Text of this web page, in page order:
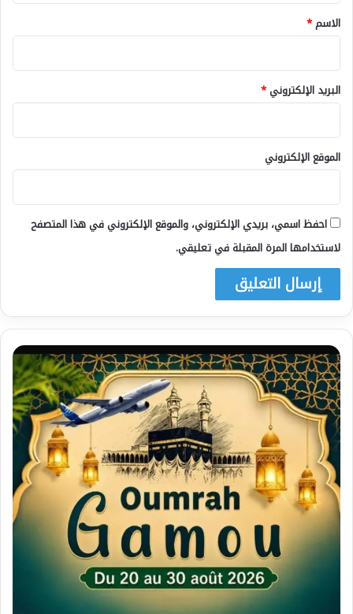
*
الاسم*
البريد الإلكتروني*
الموقع الإلكتروني
احفظ اسمي، بريدي الإلكتروني، والموقع الإلكتروني في هذا المتصفح
لاستخدامها المرة المقبلة في تعليقي.